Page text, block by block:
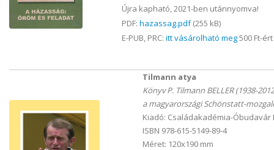
Újra kapható, 2021-ben utánnyomva!
PDF: hazassag.pdf(255 kB)
E-PUB, PRC: itt vásárolható meg500 Ft-ért
Tilmann atya
Könyv P. Tilmann BELLER (1938-
a magyarországi Schönstatt-
Kiadó: Családakadémia-Óbudavár
ISBN 978-615-5149-89-4
Méret: 120x190 mm